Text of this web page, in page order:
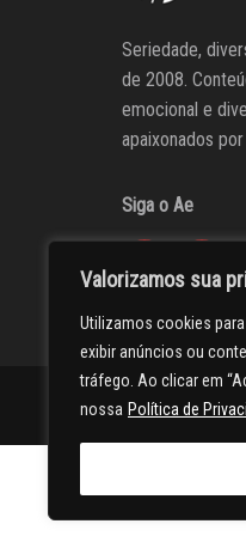
Valorizamos sua
Utilizamos cookies
exibir anúncios ou
tráfego. Ao clicar em
nossa Política de
Seriedade,
de 2008.
emocional e
apaixonados
Siga o Ae
AUTOentusiastas